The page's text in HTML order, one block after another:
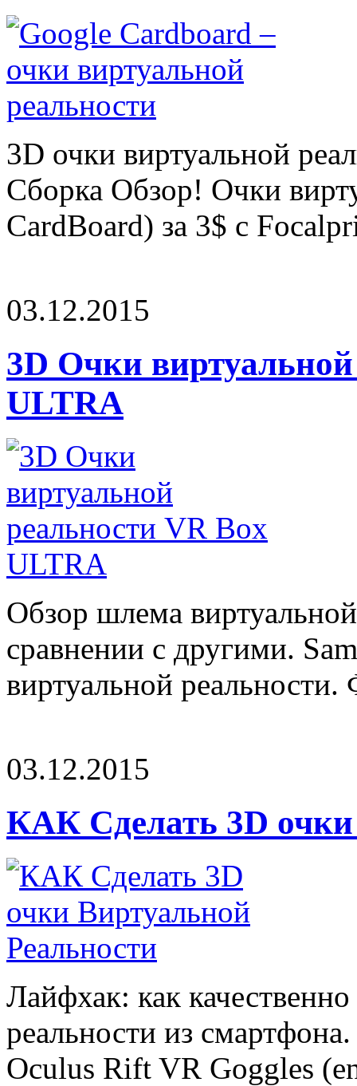
3D очки виртуальной
Сборка Обзор! Очки
CardBoard) за 3$ с
03.12.2015
3D Очки
ULTRA
Обзор шлема
сравнении с другими.
виртуальной
03.12.2015
КАК Сделать 3D очки
Лайфхак: как
реальности из
Oculus Rift VR Goggles